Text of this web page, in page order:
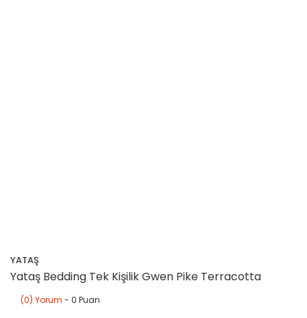
YATAŞ
Yataş Bedding Tek Kişilik Gwen Pike Terracotta
(0) Yorum - 0 Puan